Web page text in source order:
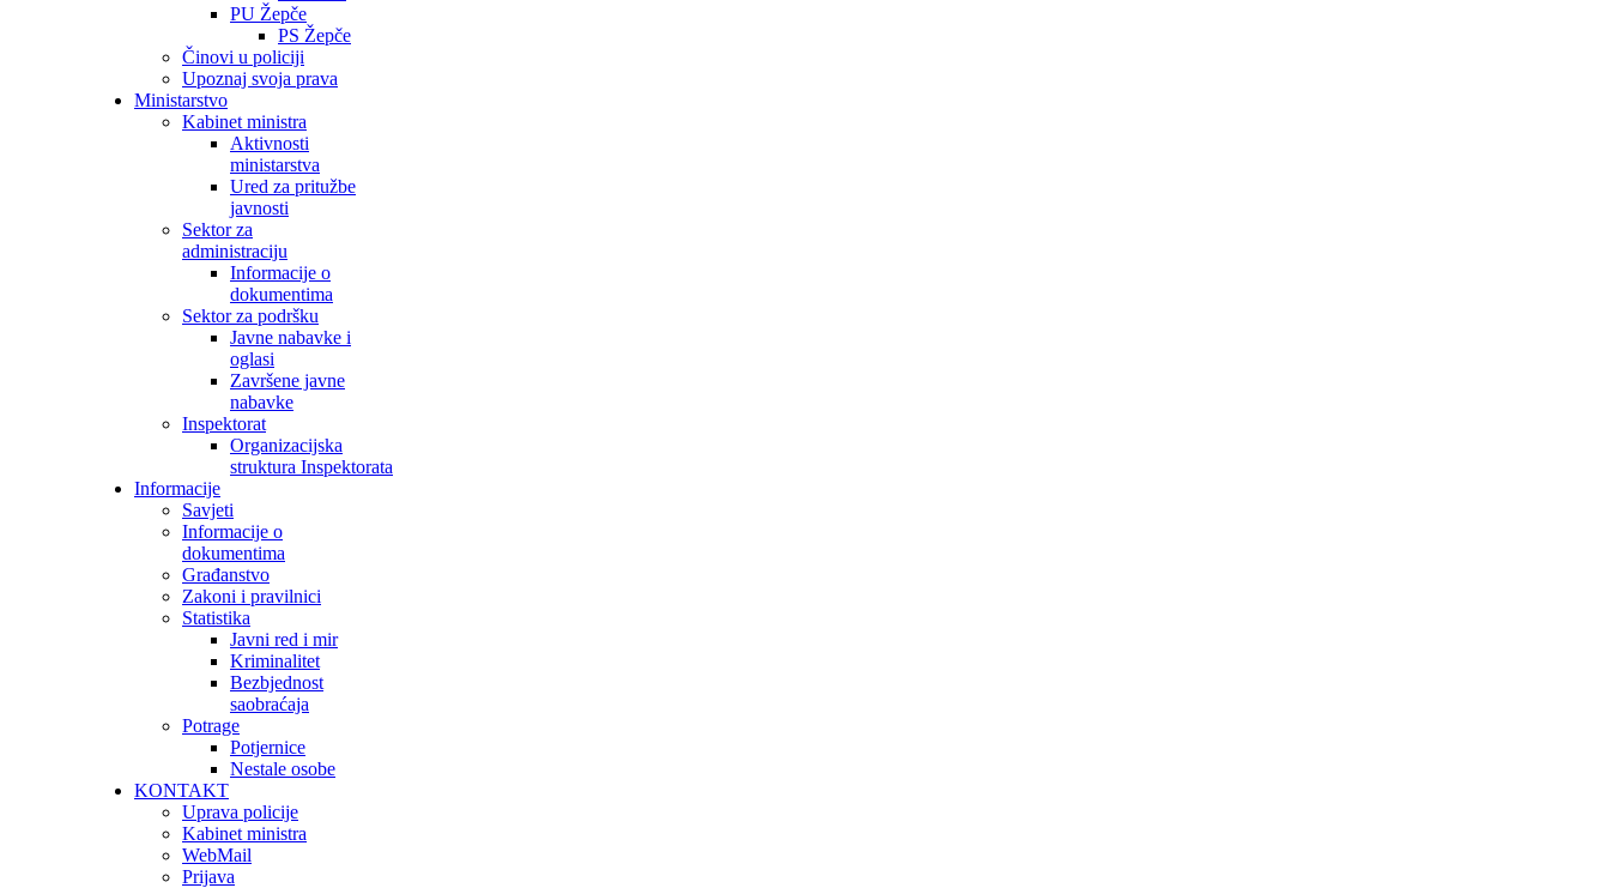
PU Žepče
PS Žepče
Činovi u policiji
Upoznaj svoja prava
Ministarstvo
Kabinet ministra
Aktivnosti
ministarstva
Ured za pritužbe
javnosti
Sektor za
administraciju
Informacije o
dokumentima
Sektor za podršku
Javne nabavke i
oglasi
Završene javne
nabavke
Inspektorat
Organizacijska
struktura Inspektorata
Informacije
Savjeti
Informacije o
dokumentima
Građanstvo
Zakoni i pravilnici
Statistika
Javni red i mir
Kriminalitet
Bezbjednost
saobraćaja
Potrage
Potjernice
Nestale osobe
KONTAKT
Uprava policije
Kabinet ministra
WebMail
Prijava